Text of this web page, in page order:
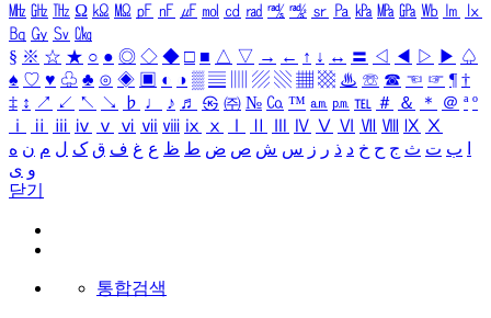
㎒ ㎓ ㎔ Ω ㏀ ㏁ ㎊ ㎋ ㎌ ㏖ ㏅ ㎭ ㎮ ㎯ ㏛ ㎩ ㎪ ㎫ ㎬ ㏝ ㏐
㏓
㏃ ㏉ ㏜ ㏆
§ ※ ☆ ★ ○ ● ◎ ◇ ◆ □ ■ △ ▽ → ← ↑ ↓ ↔ 〓 ◁ ◀ ▷ ▶ ♤
♠ ♡ ♥ ♧ ♣ ⊙ ◈ ▣ ◐ ◑ ▒ ▤ ▨ ▧ ▦ ▩ ♨ ☏ ☎ ☜ ☞ ¶ †
‡ ↕ ↗ ↙ ↖ ↘ ♭ ♩ ♪ ♬ ㉿ ㈜ № ㏇ ™ ㏂ ㏘ ℡ ＃ ＆ ＊ ＠ ª º
ⅰ
ⅱ ⅲ ⅳ ⅴ ⅵ ⅶ ⅷ ⅸ ⅹ Ⅳ Ⅴ Ⅵ Ⅶ Ⅷ Ⅸ Ⅹ
ب ت ث ج ح خ د ذ ر ز س ش ص ض ط ظ ع غ ف ق ک ل م ن ه
و ی
닫기
통합검색